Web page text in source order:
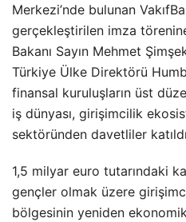
Merkezi’nde bulunan
gerçekleştirilen imza
Bakanı Sayın Mehmet
Türkiye Ülke Direktörü
finansal kuruluşların üst
iş dünyası, girişimcilik
sektöründen davetliler
1,5 milyar euro tutarındaki
gençler olmak üzere
bölgesinin yeniden